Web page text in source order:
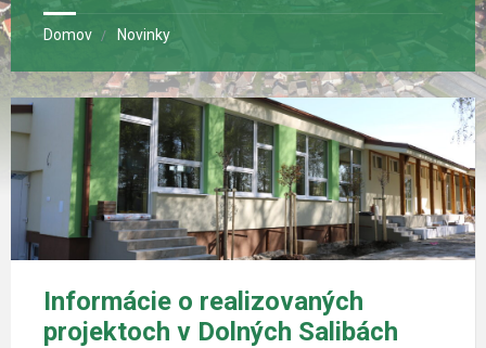
Domov Novinky
Informácie o realizovaných
projektoch v Dolných Salibách